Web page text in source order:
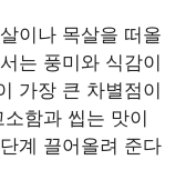
이나 목살을 떠올
는 풍미와 식감이
가장 큰 차별점이
함과 씹는 맛이
계 끌어올려 준다